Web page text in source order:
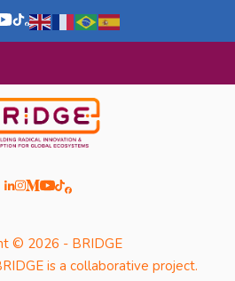
© 2026 - BRIDGE
is a collaborative project.